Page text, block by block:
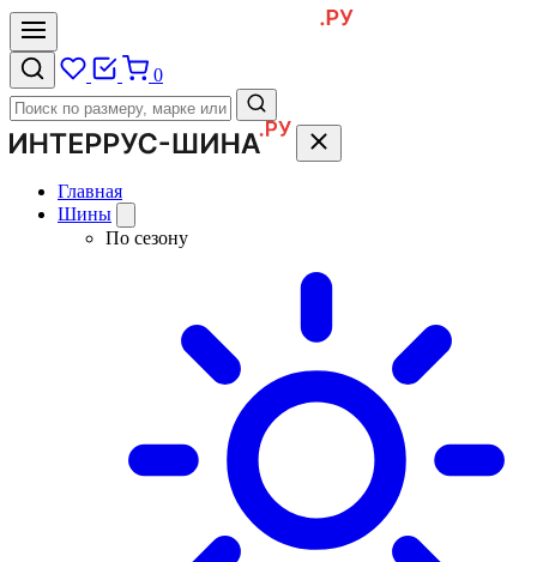
0
Главная
Шины
По сезону